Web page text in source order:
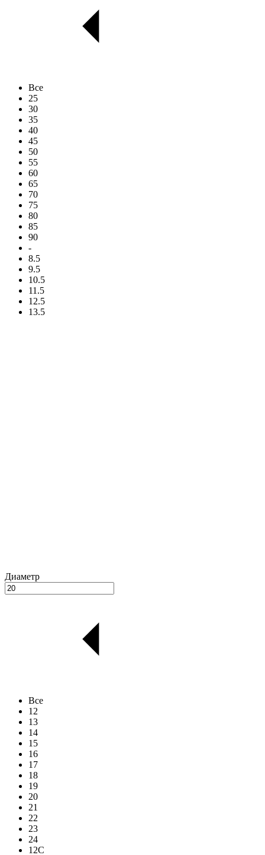
Все
25
30
35
40
45
50
55
60
65
70
75
80
85
90
-
8.5
9.5
10.5
11.5
12.5
13.5
Диаметр
Все
12
13
14
15
16
17
18
19
20
21
22
23
24
12C